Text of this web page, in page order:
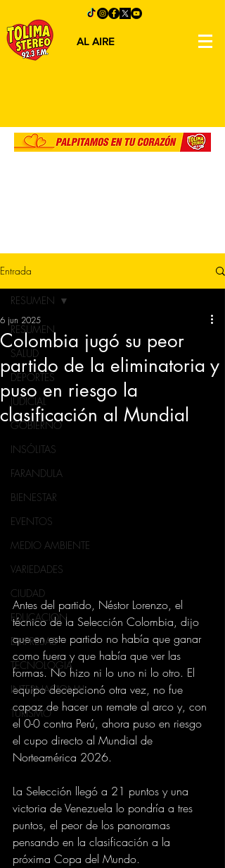
AL AIRE
Entrada
RESUMEN
SALUD
DEPORTES
JUDICIAL
GOBIERNO
INSÓLITAS
FARANDULA
BIENESTAR
EVENTOS
MEDIO AMBIENTE
VARIEDADES
CIUDAD
EDUCACION
EMPRESAS
TECNOLOGIA
INTERNACIONAL
TURISMO
RESUMEN
Colombia jugó su peor
partido de la eliminatoria y
puso en riesgo la
clasificación al Mundial
6 jun 2025
Antes del partido, Néstor Lorenzo, el
técnico de la Selección Colombia, dijo
que en este partido no había que ganar
como fuera y que había que ver las
formas. No hizo ni lo uno ni lo otro. El
equipo decepcionó otra vez, no fue
capaz de hacer un remate al arco y, con
el 0-0 contra Perú, ahora puso en riesgo
el cupo directo al Mundial de
Norteamérica 2026.
La Selección llegó a 21 puntos y una
victoria de Venezuela lo pondría a tres
puntos, el peor de los panoramas
pensando en la clasificación a la
próxima Copa del Mundo.